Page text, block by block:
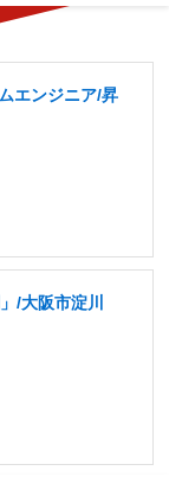
エンジニア/昇
/大阪市淀川